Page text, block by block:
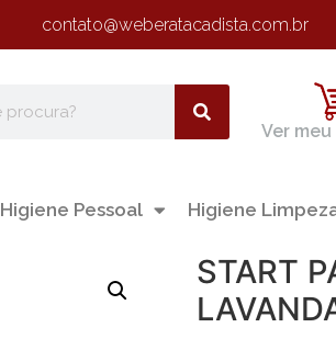
contato@weberatacadista.com.br
Ver
Higiene Pessoal Higiene
START